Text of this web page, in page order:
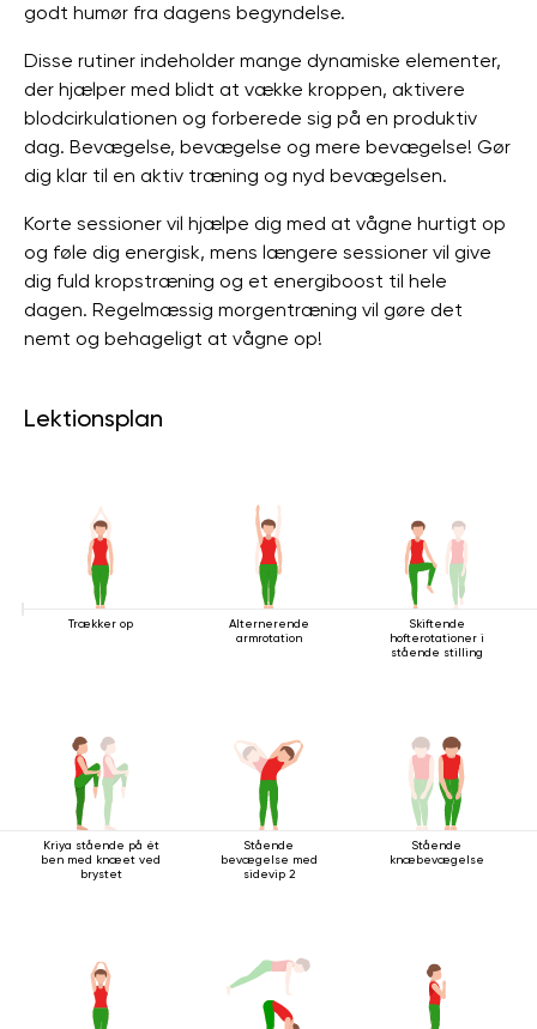
godt humør fra dagens begyndelse.
Disse rutiner indeholder mange dynamiske elementer,
der hjælper med blidt at vække kroppen, aktivere
blodcirkulationen og forberede sig på en produktiv
dag. Bevægelse, bevægelse og mere bevægelse! Gør
dig klar til en aktiv træning og nyd bevægelsen.
Korte sessioner vil hjælpe dig med at vågne hurtigt op
og føle dig energisk, mens længere sessioner vil give
dig fuld kropstræning og et energiboost til hele
dagen. Regelmæssig morgentræning vil gøre det
nemt og behageligt at vågne op!
Lektionsplan
Trækker op
Alternerende
armrotation
Skiftende
hofterotationer i
stående stilling
Kriya stående på ét
ben med knæet ved
brystet
Stående
bevægelse med
sidevip 2
Stående
knæbevægelse